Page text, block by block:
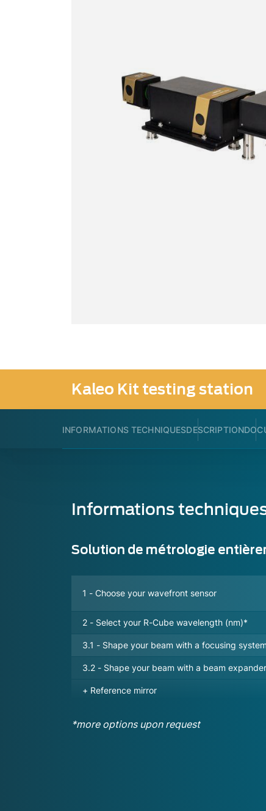
Kaleo Kit testing station
INFORMATIONS TECHNIQUESDESCRIPTION
Informations
Solution de métrologie
1 - Choose your wavefront sensor
2 - Select your R-Cube wavelength (nm)*
3.1 - Shape your beam with a focusing
3.2 - Shape your beam with a beam
+ Reference mirror
*more options upon request